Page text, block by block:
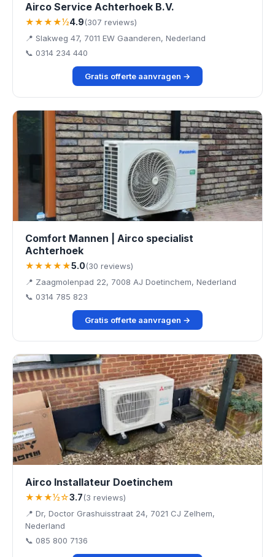
Airco Service Achterhoek B.V.
★★★★½4.9(307 reviews)
📍 Slakweg 47, 7011 EW Gaanderen, Nederland
📞 0314 234 440
Gratis offerte aanvragen →
Comfort Mannen | Airco specialist
Achterhoek
★★★★★5.0(30 reviews)
📍 Zaagmolenpad 22, 7008 AJ Doetinchem, Nederland
📞 0314 785 823
Gratis offerte aanvragen →
Airco Installateur Doetinchem
★★★½☆3.7(3 reviews)
📍 Dr, Doctor Grashuisstraat 24, 7021 CJ Zelhem,
Nederland
📞 085 800 7136